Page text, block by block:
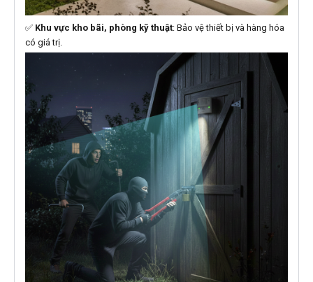
✅ Khu vực kho bãi, phòng kỹ thuật: Bảo vệ thiết bị và hàng hóa
có giá trị.